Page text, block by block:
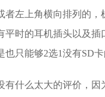
者左上角横向排列的
平时的耳机插头以及
只能够2选1没有SD卡
有什么太大的评价，